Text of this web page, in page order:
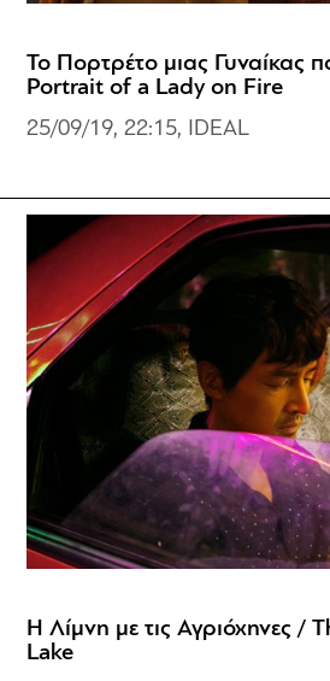
Το Πορτρέτο μιας Γυναίκας
Portrait of a Lady on Fire
25/09/19, 22:15, IDEAL
Η Λίμνη με τις Αγριόχηνες /
Lake